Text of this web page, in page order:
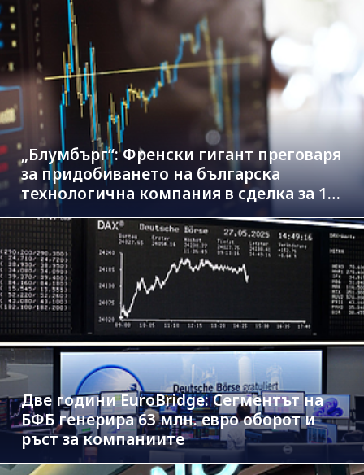
„Блумбърг“: Френски гигант преговаря
за придобиването на българска
технологична компания в сделка за 1.3
млрд. евро
Две години EuroBridge: Сегментът на
БФБ генерира 63 млн. евро оборот и
ръст за компаниите